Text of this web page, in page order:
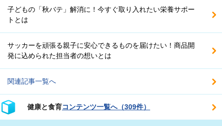
子どもの「秋バテ」解消に！今すぐ取り入れたい栄養サポー
トとは
サッカーを頑張る親子に安心できるものを届けたい！商品開
発に込められた担当者の想いとは
関連記事一覧へ
健康と食育コンテンツ一覧へ（309件）